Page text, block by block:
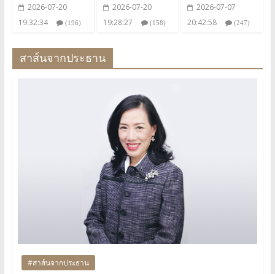
2026-07-20
19:32:34
(196)
2026-07-20
19:28:27
(158)
2026-07-07
20:42:58
(247)
สาส์นจากประธาน
#สาส์นจากประธาน